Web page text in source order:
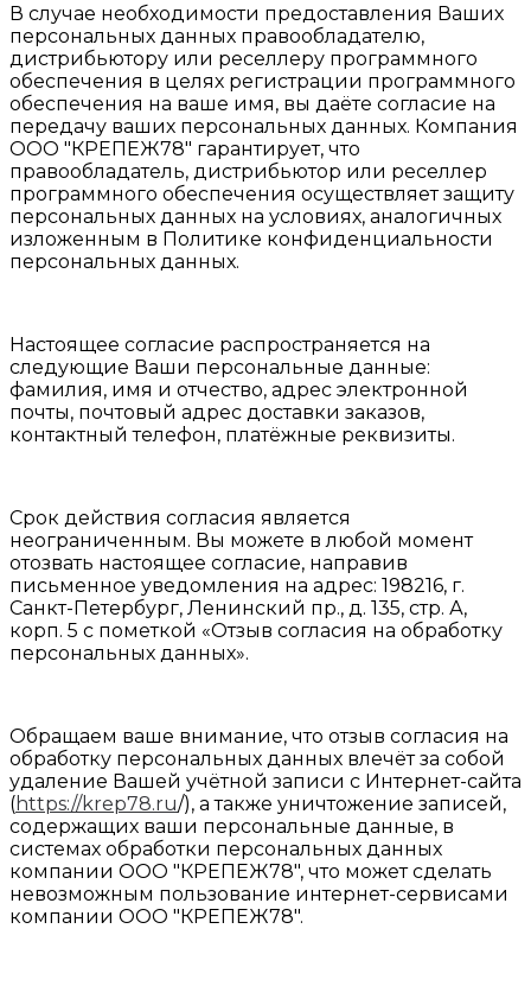
В случае необходимости предоставления Ваших
персональных данных правообладателю,
дистрибьютору или реселлеру программного
обеспечения в целях регистрации программного
обеспечения на ваше имя, вы даёте согласие на
передачу ваших персональных данных. Компания
ООО "КРЕПЕЖ78" гарантирует, что
правообладатель, дистрибьютор или реселлер
программного обеспечения осуществляет защиту
персональных данных на условиях, аналогичных
изложенным в Политике конфиденциальности
персональных данных.
Настоящее согласие распространяется на
следующие Ваши персональные данные:
фамилия, имя и отчество, адрес электронной
почты, почтовый адрес доставки заказов,
контактный телефон, платёжные реквизиты.
Срок действия согласия является
неограниченным. Вы можете в любой момент
отозвать настоящее согласие, направив
письменное уведомления на адрес: 198216, г.
Санкт-Петербург, Ленинский пр., д. 135, стр. А,
корп. 5 с пометкой «Отзыв согласия на обработку
персональных данных».
Обращаем ваше внимание, что отзыв согласия на
обработку персональных данных влечёт за собой
удаление Вашей учётной записи с Интернет-сайта
(https://krep78.ru/), а также уничтожение записей,
содержащих ваши персональные данные, в
системах обработки персональных данных
компании ООО "КРЕПЕЖ78", что может сделать
невозможным пользование интернет-сервисами
компании ООО "КРЕПЕЖ78".